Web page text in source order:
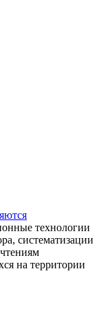
технологии
систематизации
на территории